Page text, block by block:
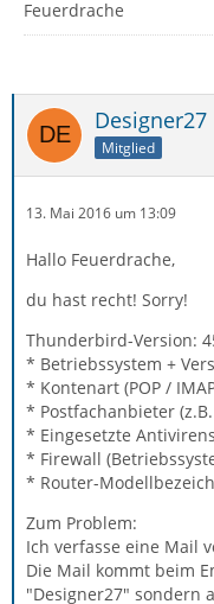
Feuerdrache
Designer27
Mitglied
13. Mai 2016 um 13:09
Hallo Feuerdrache,
du hast recht! Sorry!
Thunderbird-Version:
* Betriebssystem +
* Kontenart (POP /
* Postfachanbieter (z.B.
* Eingesetzte
* Firewall
* Router-
Zum Problem:
Ich verfasse eine Mail
Die Mail kommt beim
"Designer27" sondern